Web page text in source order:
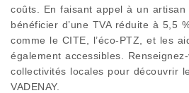
coûts. En faisant appel à un artisan
bénéficier d’une TVA réduite à 5,5
comme le CITE, l’éco-PTZ, et les
également accessibles.
collectivités locales pour découvrir
VADENAY.